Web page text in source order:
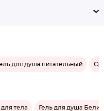
для душа питательный
тела Гель для душа